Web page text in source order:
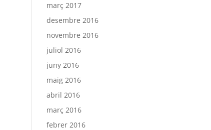
març 2017
desembre 2016
novembre 2016
juliol 2016
juny 2016
maig 2016
abril 2016
març 2016
febrer 2016